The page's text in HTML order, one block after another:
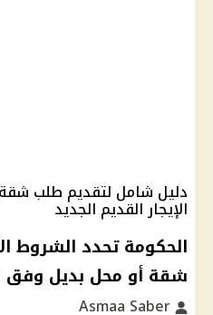
دليل شامل لتقديم طلب
الإيجار القديم الجديد
الحكومة تحدد الشروط
شقة أو محل بديل وفق